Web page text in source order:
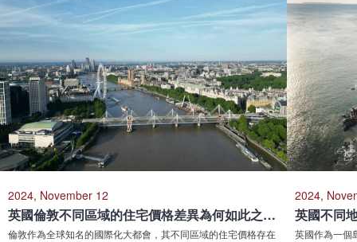
資金，順利鎖定理想區域，拓展海外置產藍圖。
理想房屋。
2024, November 12
英國倫敦不同區域的住宅價格差異為何如此之大？哪些區域性價比更高？
倫敦作為全球知名的國際化大都會，其不同區域的住宅價格存在
2024,
英國作為一個